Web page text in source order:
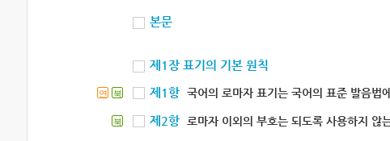
본문
제1장 표기의 기본 원칙
연 북 제1항 국어의 로마자 표기는 국어의 표준 발음법
북 제2항 로마자 이외의 부호는 되도록 사용하지 않